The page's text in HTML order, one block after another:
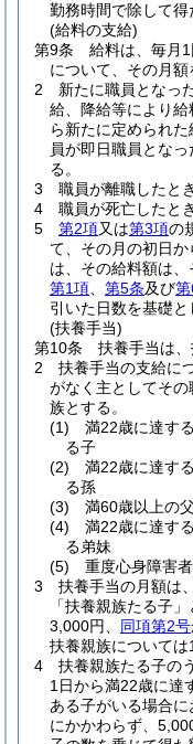
勤務時間で除して得
(給料の支給)
第9条
給料は、毎月
について、その月額
2
新たに職員となっ
給、降給等により
ら新たに定められた
員が即日職員とな
る。
3
職員が離職したと
4
職員が死亡したと
5
第2項又は第3項の
て、その月の初日
は、その給料額は
第1項
第5条及び
引いた日数を基礎と
(扶養手当)
第10条
扶養手当は、
2
扶養手当の支給に
がなく主としてそ
族とする。
(1)
満22歳に達す
る子
(2)
満22歳に達す
る孫
(3)
満60歳以上の
(4)
満22歳に達す
る弟妹
(5)
重度心身障害者
3
扶養手当の月額は、
「扶養親族たる子
3,000円、 同項第2号
扶養親族については
4
扶養親族たる子の
1日から満22歳に達
ある子がいる場合に
にかかわらず、